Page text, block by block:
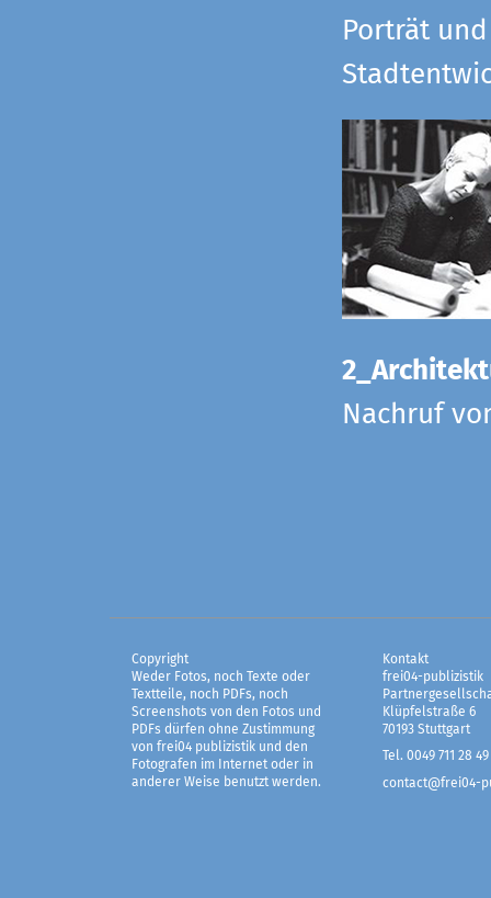
Porträt
Nachruf
Copyright
Weder Fotos, noch Texte oder
Textteile, noch PDFs, noch
Screenshots von den Fotos und
PDFs dürfen ohne Zustimmung
von frei04 publizistik und den
Fotografen im Internet oder in
anderer Weise benutzt werden.
Kontakt
frei04-publizistik
Klüpfelstraße 6
70193 Stuttgart
Tel. 0049 711 28 49
contact@frei04-